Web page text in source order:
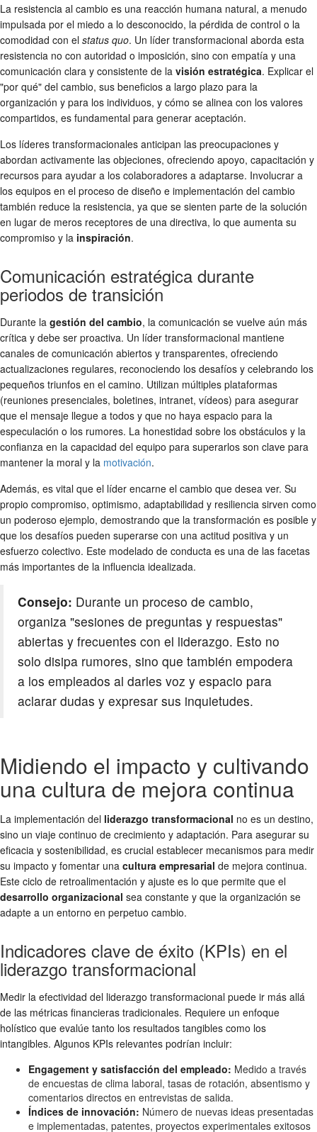
La resistencia al cambio es una reacción humana natural, a menudo
impulsada por el miedo a lo desconocido, la pérdida de control o la
comodidad con el status quo. Un líder transformacional aborda esta
resistencia no con autoridad o imposición, sino con empatía y una
comunicación clara y consistente de la visión estratégica. Explicar el
"por qué" del cambio, sus beneficios a largo plazo para la
organización y para los individuos, y cómo se alinea con los valores
compartidos, es fundamental para generar aceptación.
Los líderes transformacionales anticipan las preocupaciones y
abordan activamente las objeciones, ofreciendo apoyo, capacitación y
recursos para ayudar a los colaboradores a adaptarse. Involucrar a
los equipos en el proceso de diseño e implementación del cambio
también reduce la resistencia, ya que se sienten parte de la solución
en lugar de meros receptores de una directiva, lo que aumenta su
compromiso y la inspiración.
Comunicación estratégica durante
periodos de transición
Durante la gestión del cambio, la comunicación se vuelve aún más
crítica y debe ser proactiva. Un líder transformacional mantiene
canales de comunicación abiertos y transparentes, ofreciendo
actualizaciones regulares, reconociendo los desafíos y celebrando los
pequeños triunfos en el camino. Utilizan múltiples plataformas
(reuniones presenciales, boletines, intranet, vídeos) para asegurar
que el mensaje llegue a todos y que no haya espacio para la
especulación o los rumores. La honestidad sobre los obstáculos y la
confianza en la capacidad del equipo para superarlos son clave para
mantener la moral y la motivación.
Además, es vital que el líder encarne el cambio que desea ver. Su
propio compromiso, optimismo, adaptabilidad y resiliencia sirven como
un poderoso ejemplo, demostrando que la transformación es posible y
que los desafíos pueden superarse con una actitud positiva y un
esfuerzo colectivo. Este modelado de conducta es una de las facetas
más importantes de la influencia idealizada.
Consejo: Durante un proceso de cambio,
organiza "sesiones de preguntas y respuestas"
abiertas y frecuentes con el liderazgo. Esto no
solo disipa rumores, sino que también empodera
a los empleados al darles voz y espacio para
aclarar dudas y expresar sus inquietudes.
Midiendo el impacto y cultivando
una cultura de mejora continua
La implementación del liderazgo transformacional no es un destino,
sino un viaje continuo de crecimiento y adaptación. Para asegurar su
eficacia y sostenibilidad, es crucial establecer mecanismos para medir
su impacto y fomentar una cultura empresarial de mejora continua.
Este ciclo de retroalimentación y ajuste es lo que permite que el
desarrollo organizacional sea constante y que la organización se
adapte a un entorno en perpetuo cambio.
Indicadores clave de éxito (KPIs) en el
liderazgo transformacional
Medir la efectividad del liderazgo transformacional puede ir más allá
de las métricas financieras tradicionales. Requiere un enfoque
holístico que evalúe tanto los resultados tangibles como los
intangibles. Algunos KPIs relevantes podrían incluir:
Engagement y satisfacción del empleado: Medido a través
de encuestas de clima laboral, tasas de rotación, absentismo y
comentarios directos en entrevistas de salida.
Índices de innovación: Número de nuevas ideas presentadas
e implementadas, patentes, proyectos experimentales exitosos